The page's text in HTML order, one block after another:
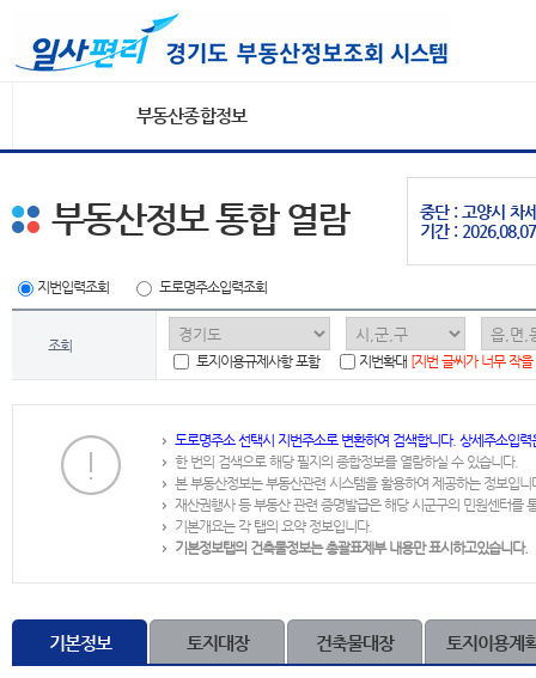
부동산종합정보
중단 : 고양시 차
기간 :
부동산정보 통합 열람
지번입력조회 도로명주소입력조회
조회
토지이용규제사항 포함
지번확대 [지번 글씨가 너무 작
도로명주소 선택시 지번주소로 변환하여 검색합니다. 상세주소입
한 번의 검색으로 해당 필지의 종합정보를 열람하실 수 있습니다.
본 부동산정보는 부동산관련 시스템을 활용하여 제공하는 정보입니
재산권행사 등 부동산 관련 증명발급은 해당 시군구의 민원센터를
기본개요는 각 탭의 요약 정보입니다.
기본정보탭의 건축물정보는 총괄표제부 내용만 표시하고있습니다.
기본정보 토지대장 건축물대장 토지이용계